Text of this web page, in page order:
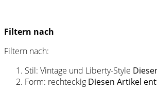
Filtern nach
Filtern nach:
Stil: Vintage und Liberty-Style
Form: rechteckig Diesen Artikel